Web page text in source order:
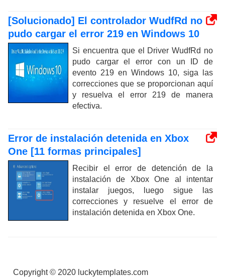
[Solucionado] El controlador WudfRd no
pudo cargar el error 219 en Windows 10
Si encuentra que el Driver WudfRd no
pudo cargar el error con un ID de
evento 219 en Windows 10, siga las
correcciones que se proporcionan aquí
y resuelva el error 219 de manera
efectiva.
Error de instalación detenida en Xbox
One [11 formas principales]
Recibir el error de detención de la
instalación de Xbox One al intentar
instalar juegos, luego sigue las
correcciones y resuelve el error de
instalación detenida en Xbox One.
Copyright © 2020 luckytemplates.com